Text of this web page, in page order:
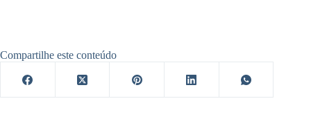
Compartilhe este conteúdo